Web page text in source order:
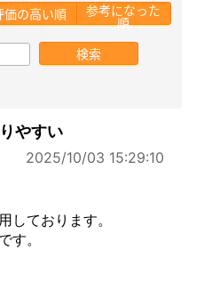
価の高い順 参考になった
順
検索
やすい
2025/10/03 15:29:10
しております。
す。